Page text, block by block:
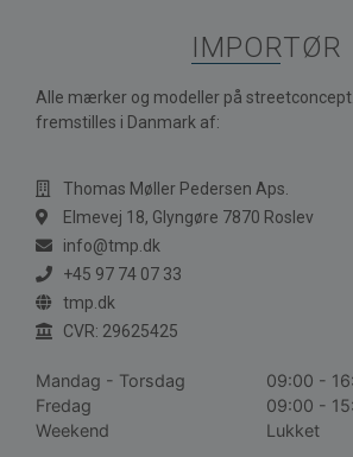
IMPORTØR
Alle mærker og modeller på
fremstilles i Danmark af:
Thomas Møller Pedersen Aps.
Elmevej 18, Glyngøre 7870 Roslev
info@tmp.dk
+45 97 74 07 33
tmp.dk
CVR: 29625425
Mandag - Torsdag
09:00 -
Fredag
09:00 -
Weekend
Lukket